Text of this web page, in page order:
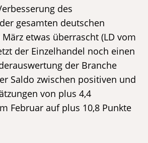
des
gesamten deutschen
etwas überrascht (LD vom
der Einzelhandel noch einen
der Branche
Saldo zwischen positiven und
von plus 4,4
Februar auf plus 10,8 Punkte